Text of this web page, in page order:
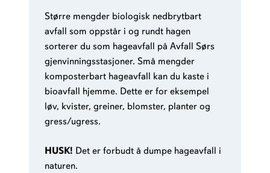
Større mengder biologisk nedbrytbart
avfall som oppstår i og rundt hagen
sorterer du som hageavfall på Avfall Sørs
gjenvinningsstasjoner. Små mengder
komposterbart hageavfall kan du kaste i
bioavfall hjemme. Dette er for eksempel
løv, kvister, greiner, blomster, planter og
gress/ugress.
HUSK! Det er forbudt å dumpe hageavfall i
naturen.